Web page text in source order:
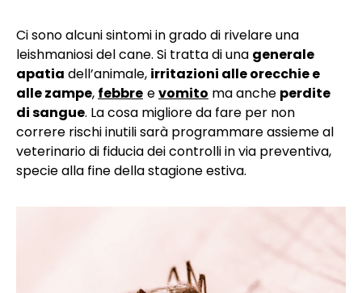
Ci sono alcuni sintomi in grado di rivelare una
leishmaniosi del cane. Si tratta di una generale
apatia dell’animale, irritazioni alle orecchie e
alle zampe, febbre evomito ma anche perdite
di sangue. La cosa migliore da fare per non
correre rischi inutili sarà programmare assieme al
veterinario di fiducia dei controlli in via preventiva,
specie alla fine della stagione estiva.